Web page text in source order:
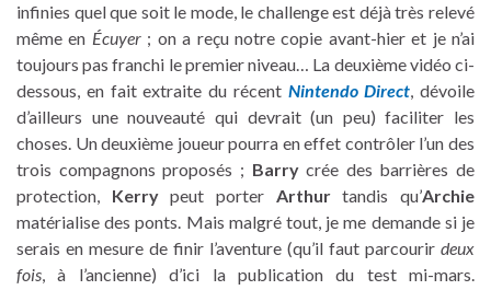
infinies quel que soit le mode, le challenge est déjà très relevé
même en Écuyer; on a reçu notre copie avant-hier et je n’ai
toujours pas franchi le premier niveau… La deuxième vidéo ci-
dessous, en fait extraite du récent Nintendo Direct, dévoile
d’ailleurs une nouveauté qui devrait (un peu) faciliter les
choses. Un deuxième joueur pourra en effet contrôler l’un des
trois compagnons proposés ; Barrycrée des barrières de
protection, Kerrypeut porter Arthurtandis qu’Archie
matérialise des ponts. Mais malgré tout, je me demande si je
serais en mesure de finir l’aventure (qu’il faut parcourir deux
fois, à l’ancienne) d’ici la publication du test mi-mars.